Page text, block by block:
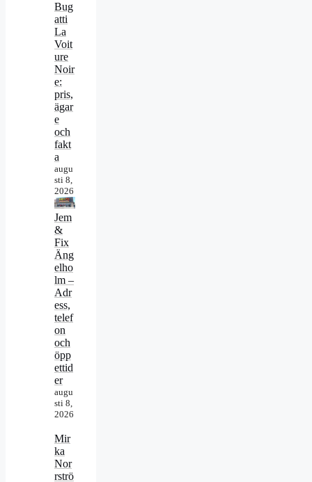
Bug
atti
La
Voit
ure
Noir
e:
pris,
ägar
e
och
fakt
a
augu
sti 8,
2026
Jem
&
Fix
Äng
elho
lm –
Adr
ess,
telef
on
och
öpp
ettid
er
augu
sti 8,
2026
Mir
ka
Nor
rströ